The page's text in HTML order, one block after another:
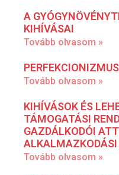
A
KIHÍVÁSAI
Tovább olvasom »
Tovább olvasom »
KIHÍVÁSOK ÉS
TÁMOGATÁSI
GAZDÁLKODÓI
Tovább olvasom »